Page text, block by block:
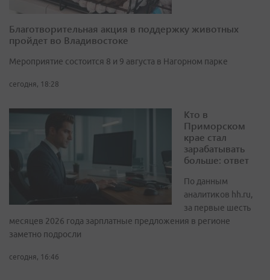
Благотворительная акция в поддержку животных
пройдет во Владивостоке
Мероприятие состоится 8 и 9 августа в Нагорном парке
сегодня, 18:28
Кто в
Приморском
крае стал
зарабатывать
больше: ответ
По данным
аналитиков hh.ru,
за первые шесть
месяцев 2026 года зарплатные предложения в регионе
заметно подросли
сегодня, 16:46